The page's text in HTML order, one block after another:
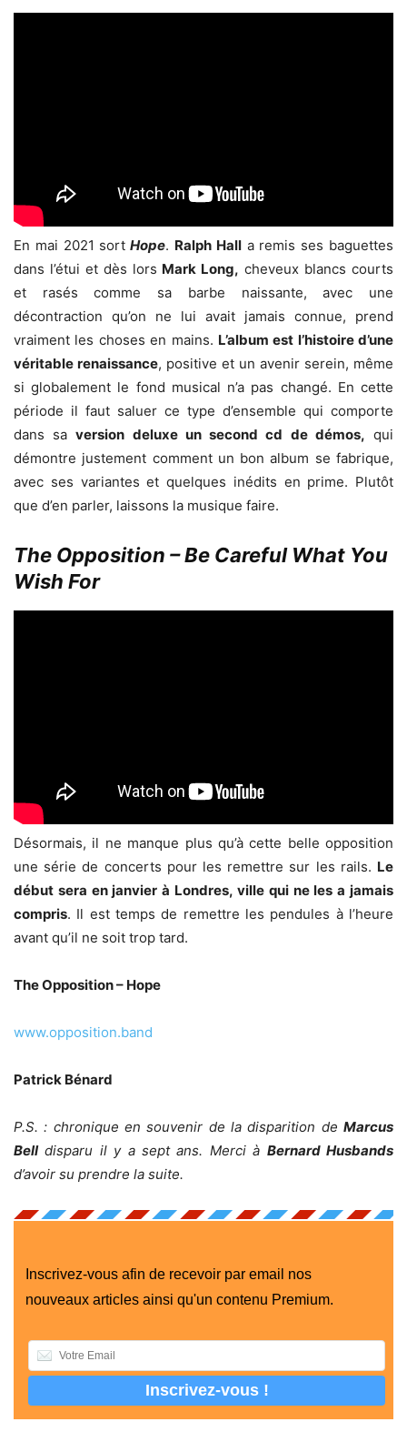
En mai 2021 sort Hope. Ralph Halla remis ses baguettes
dans l’étui et dès lors Mark Long, cheveux blancs courts
et rasés comme sa barbe naissante, avec une
décontraction qu’on ne lui avait jamais connue, prend
vraiment les choses en mains. L’album est l’histoire d’une
véritable renaissance, positive et un avenir serein, même
si globalement le fond musical n’a pas changé. En cette
période il faut saluer ce type d’ensemble qui comporte
dans saversion deluxe un second cd de démos, qui
démontre justement comment un bon album se fabrique,
avec ses variantes et quelques inédits en prime. Plutôt
que d’en parler, laissons la musique faire.
The Opposition – Be Careful What You
Wish For
Désormais, il ne manque plus qu’à cette belle opposition
une série de concerts pour les remettre sur les rails. Le
début sera en janvier à Londres, ville qui ne les a jamais
compris. Il est temps de remettre les pendules à l’heure
avant qu’il ne soit trop tard.
The Opposition – Hope
www.opposition.band
Patrick Bénard
P.S. : chronique en souvenir de la disparition de Marcus
Belldisparu il y a sept ans. Merci à Bernard Husbands
d’avoir su prendre la suite.
Inscrivez-vous afin de recevoir par email nos
nouveaux articles ainsi qu'un contenu Premium.